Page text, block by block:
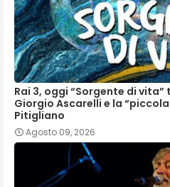
Rai 3, oggi “Sorgente di vita”
Giorgio Ascarelli e la
Pitigliano
Agosto 09, 2026